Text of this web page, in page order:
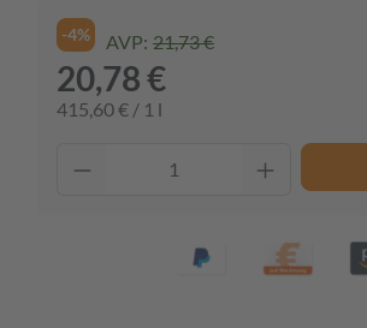
-4% AVP: 21,73 €
20,78 €
415,60 € / 1 l